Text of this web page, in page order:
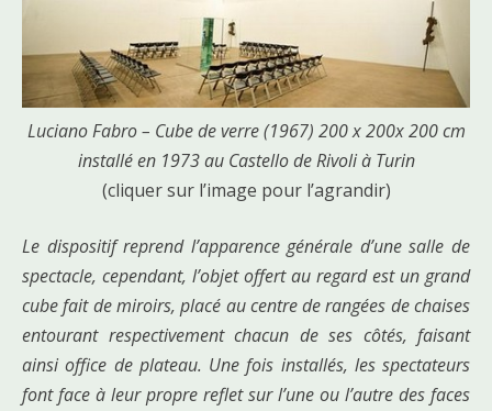
Luciano Fabro – Cube de verre (1967) 200 x 200x 200 cm
installé en 1973 au Castello de Rivoli à Turin
(cliquer sur l’image pour l’agrandir)
Le dispositif reprend l’apparence générale d’une salle de
spectacle, cependant, l’objet offert au regard est un grand
cube fait de miroirs, placé au centre de rangées de chaises
entourant respectivement chacun de ses côtés, faisant
ainsi office de plateau. Une fois installés, les spectateurs
font face à leur propre reflet sur l’une ou l’autre des faces